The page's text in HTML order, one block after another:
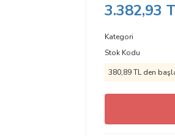
3.382,93
Kategori
Stok Kodu
380,89 TL den